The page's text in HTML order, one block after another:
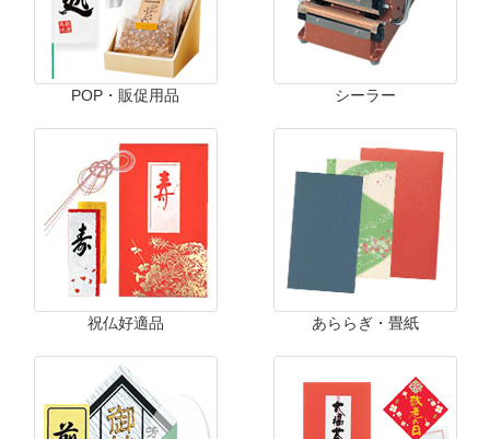
POP・販促用品 シーラー
祝仏好適品 あららぎ・畳紙